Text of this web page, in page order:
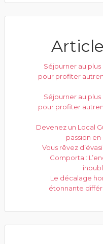
Séjourner au plus
pour profiter
Séjourner au plus
pour profiter
Devenez un Local
passion
Vous rêvez
Comporta :
Le décalage
étonnante